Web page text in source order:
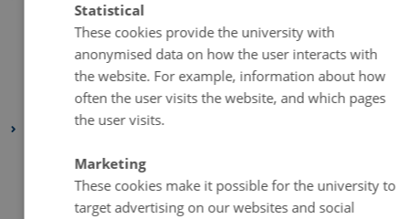
December 2021
(1 entry)
March 2021(1 entry)
February 2021(1 entry)
January 2021(2 entries)
December 2020
November 2020(5 entries)
October 2020(2 entries)
Statistical
These cookies provide the university with
anonymised data on how the user interacts with
the website. For example, information about how
often the user visits the website, and which pages
the user visits.
Marketing
These cookies make it possible for the university to
target advertising on our websites and social